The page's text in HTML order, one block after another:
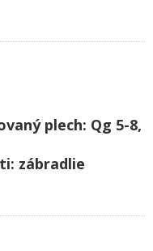
plech: Qg 5-8,
zábradlie